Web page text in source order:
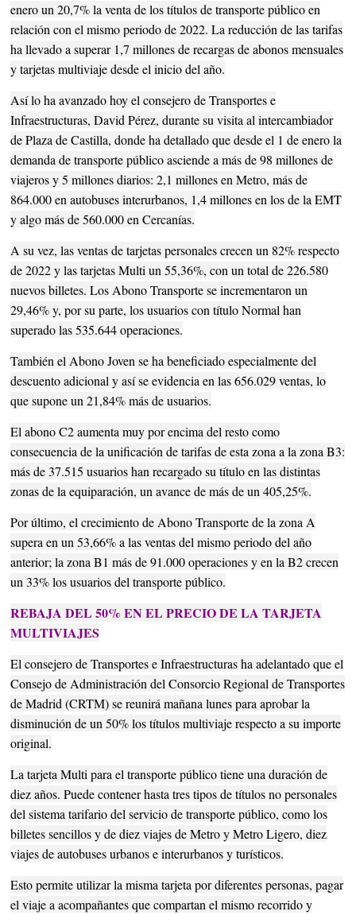
enero un 20,7% la venta de los títulos de transporte público en
relación con el mismo periodo de 2022. La reducción de las tarifas
ha llevado a superar 1,7 millones de recargas de abonos mensuales
y tarjetas multiviaje desde el inicio del año.
Así lo ha avanzado hoy el consejero de Transportes e
Infraestructuras, David Pérez, durante su visita al intercambiador
de Plaza de Castilla, donde ha detallado que desde el 1 de enero la
demanda de transporte público asciende a más de 98 millones de
viajeros y 5 millones diarios: 2,1 millones en Metro, más de
864.000 en autobuses interurbanos, 1,4 millones en los de la EMT
y algo más de 560.000 en Cercanías.
A su vez, las ventas de tarjetas personales crecen un 82% respecto
de 2022 y las tarjetas Multi un 55,36%, con un total de 226.580
nuevos billetes. Los Abono Transporte se incrementaron un
29,46% y, por su parte, los usuarios con título Normal han
superado las 535.644 operaciones.
También el Abono Joven se ha beneficiado especialmente del
descuento adicional y así se evidencia en las 656.029 ventas, lo
que supone un 21,84% más de usuarios.
El abono C2 aumenta muy por encima del resto como
consecuencia de la unificación de tarifas de esta zona a la zona B3:
más de 37.515 usuarios han recargado su título en las distintas
zonas de la equiparación, un avance de más de un 405,25%.
Por último, el crecimiento de Abono Transporte de la zona A
supera en un 53,66% a las ventas del mismo periodo del año
anterior; la zona B1 más de 91.000 operaciones y en la B2 crecen
un 33% los usuarios del transporte público.
REBAJA DEL 50% EN EL PRECIO DE LA TARJETA
MULTIVIAJES
El consejero de Transportes e Infraestructuras ha adelantado que el
Consejo de Administración del Consorcio Regional de Transportes
de Madrid (CRTM) se reunirá mañana lunes para aprobar la
disminución de un 50% los títulos multiviaje respecto a su importe
original.
La tarjeta Multi para el transporte público tiene una duración de
diez años. Puede contener hasta tres tipos de títulos no personales
del sistema tarifario del servicio de transporte público, como los
billetes sencillos y de diez viajes de Metro y Metro Ligero, diez
viajes de autobuses urbanos e interurbanos y turísticos.
Esto permite utilizar la misma tarjeta por diferentes personas, pagar
el viaje a acompañantes que compartan el mismo recorrido y